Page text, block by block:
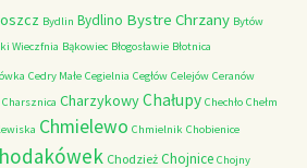
Bydlin Bydlino Bystre Chrzany Bytów
Wieczfnia Bąkowiec Błogosławie Błotnica
Cedry Małe Cegielnia Cegłów Celejów Ceranów
Charsznica CharzykowyChałupy Chechło Chełm
Chmielewo Chmielnik Chobienice
Chodzież Chojnice Chojny